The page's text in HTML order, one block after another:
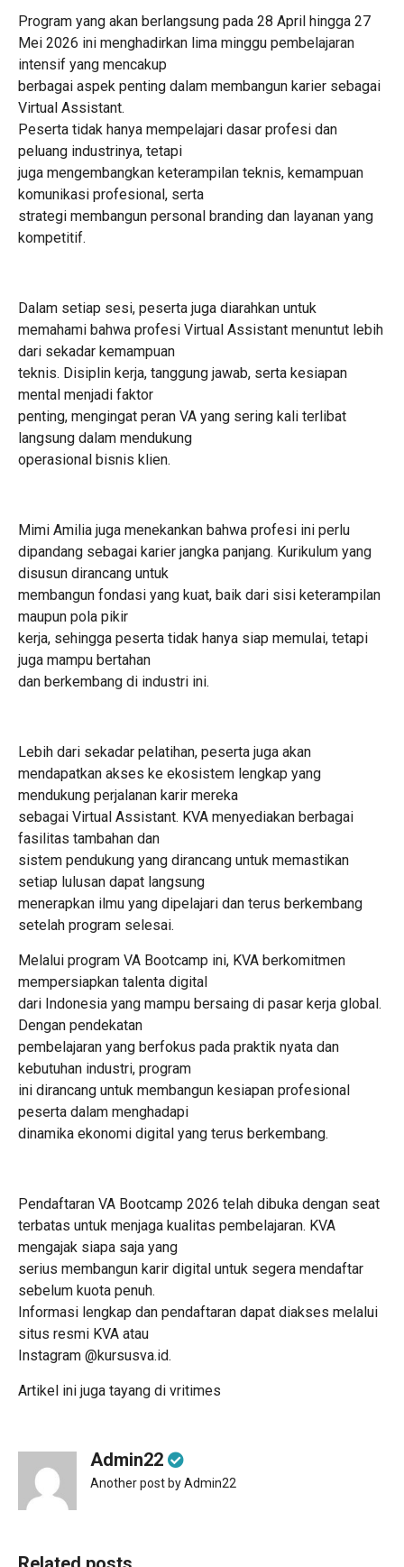
Program yang akan berlangsung pada 28 April hingga 27
Mei 2026 ini menghadirkan lima minggu pembelajaran
intensif yang mencakup
berbagai aspek penting dalam membangun karier sebagai
Virtual Assistant.
Peserta tidak hanya mempelajari dasar profesi dan
peluang industrinya, tetapi
juga mengembangkan keterampilan teknis, kemampuan
komunikasi profesional, serta
strategi membangun personal branding dan layanan yang
kompetitif.
Dalam setiap sesi, peserta juga diarahkan untuk
memahami bahwa profesi Virtual Assistant menuntut lebih
dari sekadar kemampuan
teknis. Disiplin kerja, tanggung jawab, serta kesiapan
mental menjadi faktor
penting, mengingat peran VA yang sering kali terlibat
langsung dalam mendukung
operasional bisnis klien.
Mimi Amilia juga menekankan bahwa profesi ini perlu
dipandang sebagai karier jangka panjang. Kurikulum yang
disusun dirancang untuk
membangun fondasi yang kuat, baik dari sisi keterampilan
maupun pola pikir
kerja, sehingga peserta tidak hanya siap memulai, tetapi
juga mampu bertahan
dan berkembang di industri ini.
Lebih dari sekadar pelatihan, peserta juga akan
mendapatkan akses ke ekosistem lengkap yang
mendukung perjalanan karir mereka
sebagai Virtual Assistant. KVA menyediakan berbagai
fasilitas tambahan dan
sistem pendukung yang dirancang untuk memastikan
setiap lulusan dapat langsung
menerapkan ilmu yang dipelajari dan terus berkembang
setelah program selesai.
Melalui program VA Bootcamp ini, KVA berkomitmen
mempersiapkan talenta digital
dari Indonesia yang mampu bersaing di pasar kerja global.
Dengan pendekatan
pembelajaran yang berfokus pada praktik nyata dan
kebutuhan industri, program
ini dirancang untuk membangun kesiapan profesional
peserta dalam menghadapi
dinamika ekonomi digital yang terus berkembang.
Pendaftaran VA Bootcamp 2026 telah dibuka dengan seat
terbatas untuk menjaga kualitas pembelajaran. KVA
mengajak siapa saja yang
serius membangun karir digital untuk segera mendaftar
sebelum kuota penuh.
Informasi lengkap dan pendaftaran dapat diakses melalui
situs resmi KVA atau
Instagram @kursusva.id.
Artikel ini juga tayang di vritimes
Admin22
Another post by Admin22